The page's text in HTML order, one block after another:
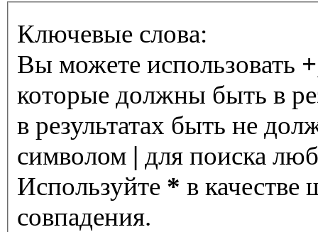
Ключевые слова:
Вы можете использовать +
которые должны быть в
в результатах быть не
символом | для поиска
Используйте * в качестве
совпадения.